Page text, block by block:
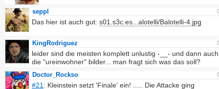
seppl
Das hier ist auch gut: s01.s3c.es...alotelli/Balotelli-4.jpg
KingRodriguez
leider sind die meisten komplett unlustig -__- und dann
die "ureinwohner" bilder... man fragt sich was das soll?
Doctor_Rockso
#21 : Kleinstein setzt 'Finale' ein! ..... Die Attacke ging